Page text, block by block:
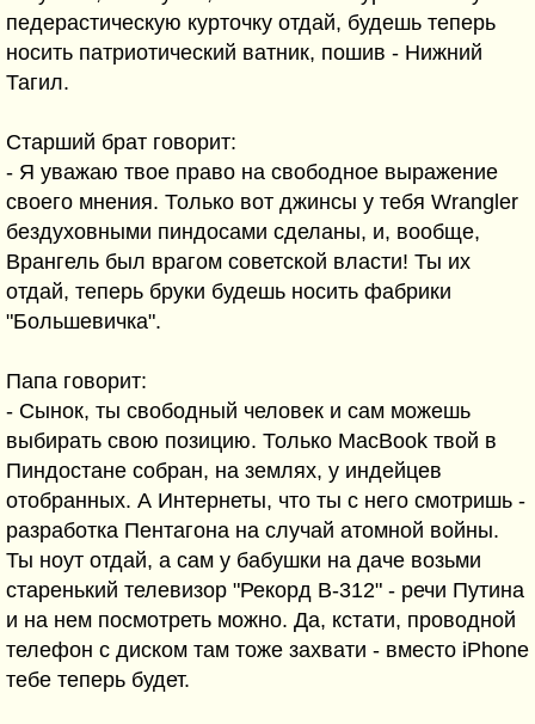
педерастическую курточку отдай, будешь теперь
носить патриотический ватник, пошив - Нижний
Тагил.
Старший брат говорит:
- Я уважаю твое право на свободное выражение
своего мнения. Только вот джинсы у тебя Wrangler
бездуховными пиндосами сделаны, и, вообще,
Врангель был врагом советской власти! Ты их
отдай, теперь бруки будешь носить фабрики
"Большевичка".
Папа говорит:
- Сынок, ты свободный человек и сам можешь
выбирать свою позицию. Только MacBook твой в
Пиндостане собран, на землях, у индейцев
отобранных. А Интернеты, что ты с него смотришь -
разработка Пентагона на случай атомной войны.
Ты ноут отдай, а сам у бабушки на даче возьми
старенький телевизор "Рекорд В-312" - речи Путина
и на нем посмотреть можно. Да, кстати, проводной
телефон с диском там тоже захвати - вместо iPhone
тебе теперь будет.